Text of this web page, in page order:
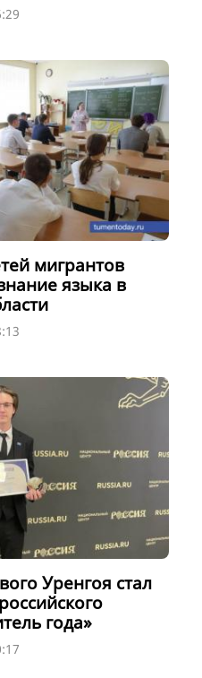
мигрантов
языка в
Уренгоя стал
года»